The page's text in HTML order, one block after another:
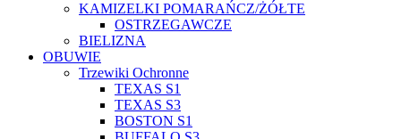
KAMIZELKI POMARAŃCZ/ŻÓŁTE
OSTRZEGAWCZE
BIELIZNA
OBUWIE
Trzewiki Ochronne
TEXAS S1
TEXAS S3
BOSTON S1